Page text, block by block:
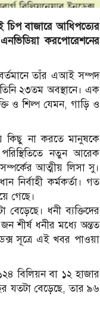
চিপ বাজারে আধিপত্যের
করপোরেশনের
তাঁর এআই সম্পদ
২৩তম অবস্থানে। এক
ও শিল্প যেমন, গাড়ি ও
কিছু না করতে মানুষকে
নতুন আরেক
আত্মীয় লিসা সু।
নির্বাহী কর্মকর্তা। গত
গেছে।
বেড়েছে। ধনী ব্যক্তিদের
শীর্ষ ধনীর মধ্যে অন্তত
সূত্রে এই খবর পাওয়া
বিলিয়ন বা ১২ হাজার
যতটা বেড়েছে, তার ৯৬